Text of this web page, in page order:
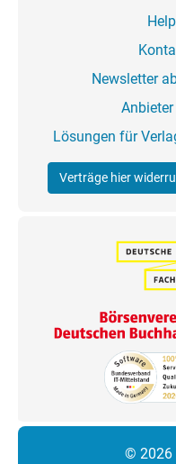
Newsletter
Lösungen für
Verträge hier
© 2026